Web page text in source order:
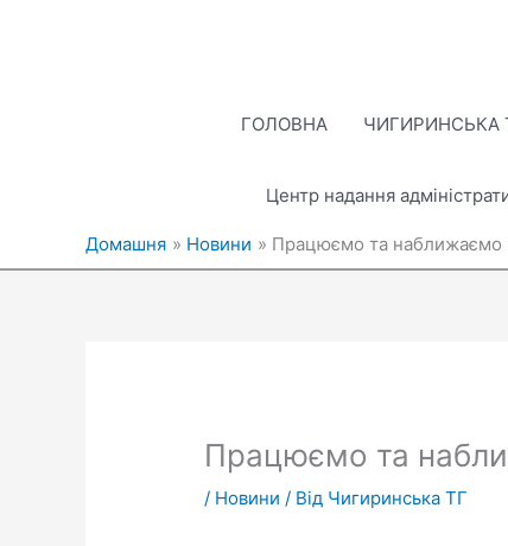
ГОЛОВНА ЧИГИРИНСЬКА
Центр надання
Домашня Новини Працюємо та наближаємо
Працюємо та
/ Новини / Від Чигиринська ТГ